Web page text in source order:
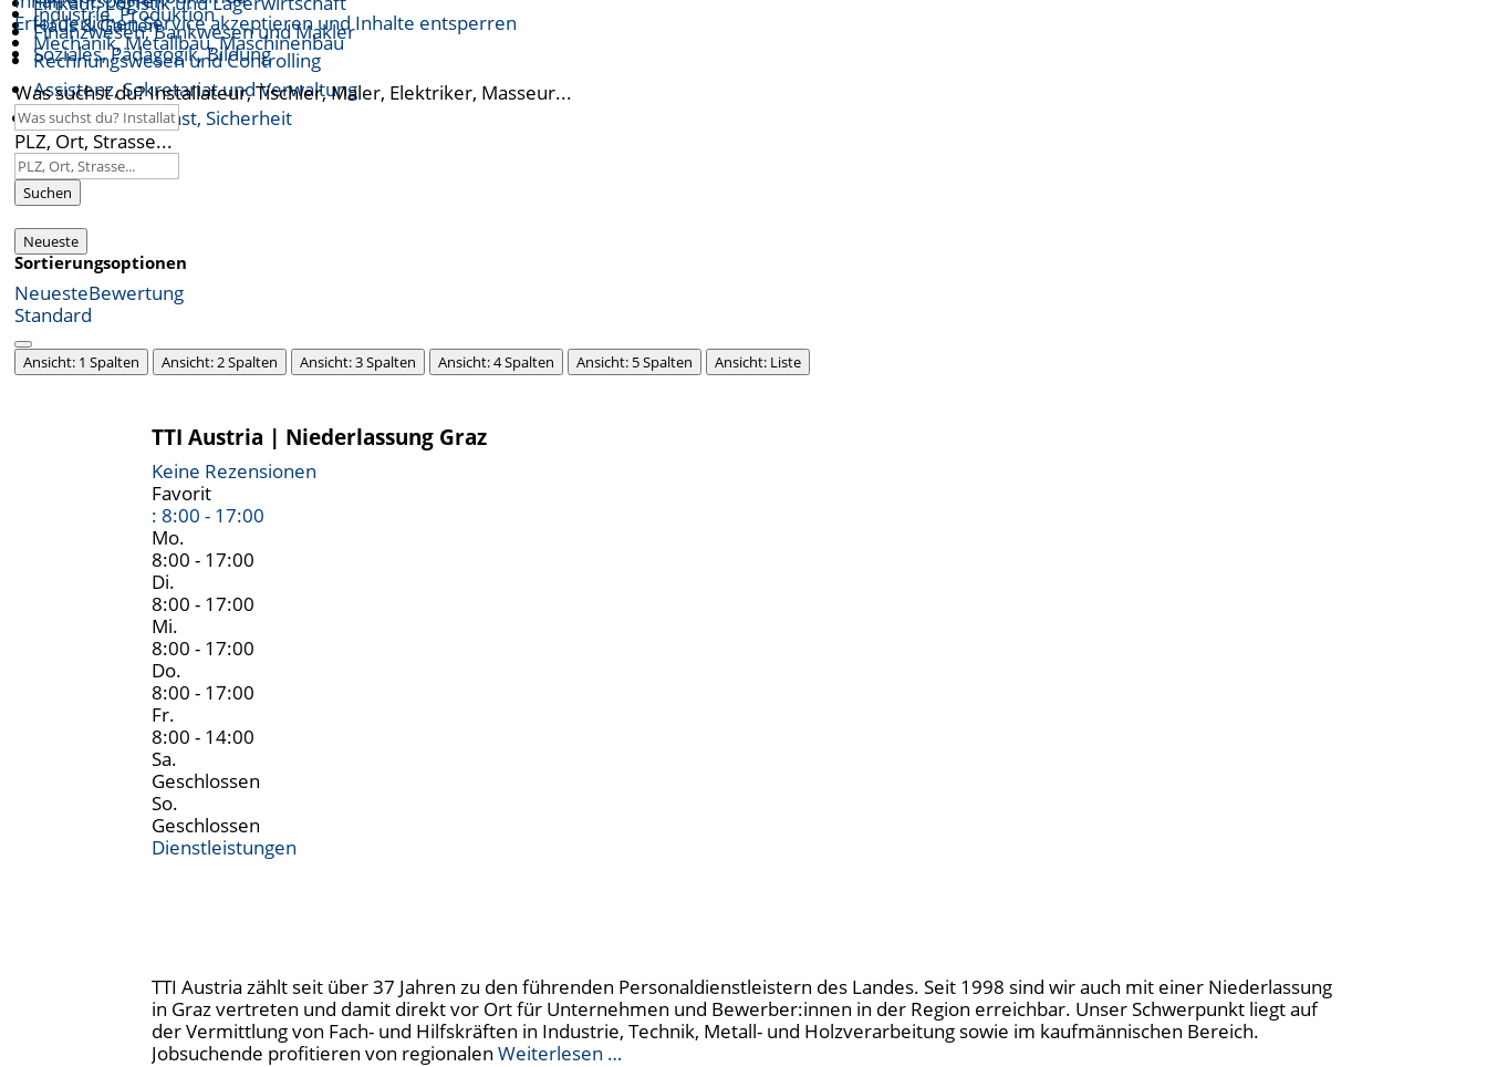
Haus & Garten
Soziales, Pädagogik, Bildung
Industrie, Produktion
Mechanik, Metallbau, Maschinenbau
Finanzwesen, Bankwesen und Makler
Rechnungswesen und Controlling
Assistenz, Sekretariat und Verwaltung
Öffentlicher Dienst, Sicherheit
Erforderlichen Service akzeptieren und Inhalte entsperren
Was suchst du? Installateur, Tischler, Maler, Elektriker, Masseur...
PLZ, Ort, Strasse...
Suchen
Neueste
Sortierungsoptionen
NeuesteBewertung
Standard
Ansicht: 1 Spalten Ansicht: 2 Spalten Ansicht: 3 Spalten Ansicht: 4 Spalten Ansicht: 5 Spalten Ansicht: Liste
TTI Austria | Niederlassung Graz
Keine Rezensionen
Favorit
: 8:00 - 17:00
Mo.
8:00 - 17:00
Di.
8:00 - 17:00
Mi.
8:00 - 17:00
Do.
8:00 - 17:00
Fr.
8:00 - 14:00
Sa.
Geschlossen
So.
Geschlossen
Dienstleistungen
TTI Austria zählt seit über 37 Jahren zu den führenden Personaldienstleistern des Landes. Seit 1998 sind wir auch mit einer Niederlassung
in Graz vertreten und damit direkt vor Ort für Unternehmen und Bewerber:innen in der Region erreichbar. Unser Schwerpunkt liegt auf
der Vermittlung von Fach- und Hilfskräften in Industrie, Technik, Metall- und Holzverarbeitung sowie im kaufmännischen Bereich.
Jobsuchende profitieren von regionalen Weiterlesen …